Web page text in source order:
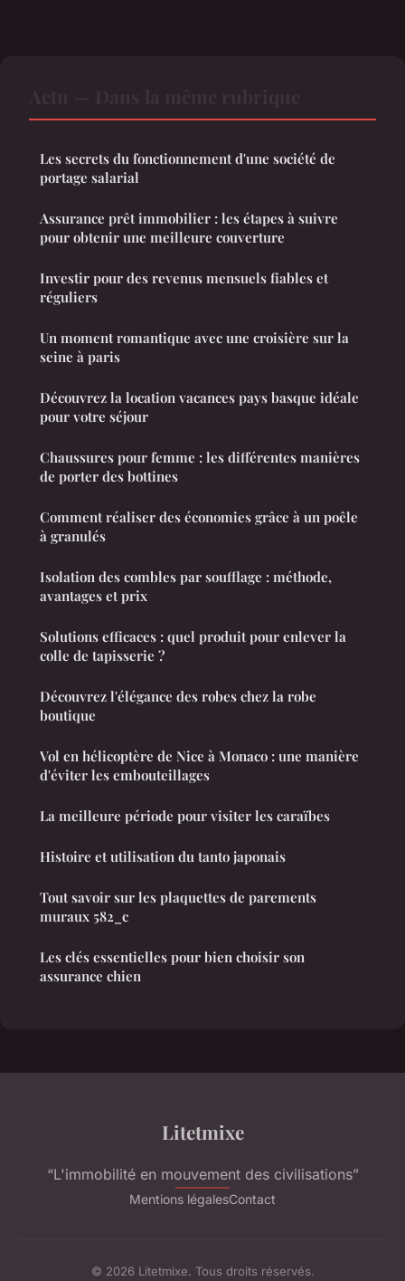
Les secrets du fonctionnement d'une société de
portage salarial
Assurance prêt immobilier : les étapes à suivre
pour obtenir une meilleure couverture
Investir pour des revenus mensuels fiables et
réguliers
Un moment romantique avec une croisière sur la
seine à paris
Découvrez la location vacances pays basque idéale
pour votre séjour
Chaussures pour femme : les différentes manières
de porter des bottines
Comment réaliser des économies grâce à un poêle
à granulés
Isolation des combles par soufflage : méthode,
avantages et prix
Solutions efficaces : quel produit pour enlever la
colle de tapisserie ?
Découvrez l'élégance des robes chez la robe
boutique
Vol en hélicoptère de Nice à Monaco : une manière
d'éviter les embouteillages
La meilleure période pour visiter les caraïbes
Histoire et utilisation du tanto japonais
Tout savoir sur les plaquettes de parements
muraux 582_c
Les clés essentielles pour bien choisir son
assurance chien
Litetmixe
“L'immobilité en mouvement des civilisations”
Mentions légalesContact
© 2026 Litetmixe. Tous droits réservés.